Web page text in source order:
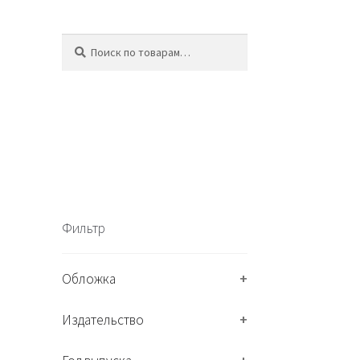
Фильтр
Обложка +
Издательство +